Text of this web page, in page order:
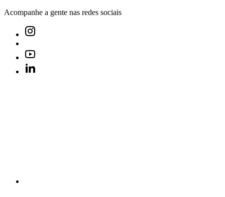
Acompanhe a gente nas redes sociais